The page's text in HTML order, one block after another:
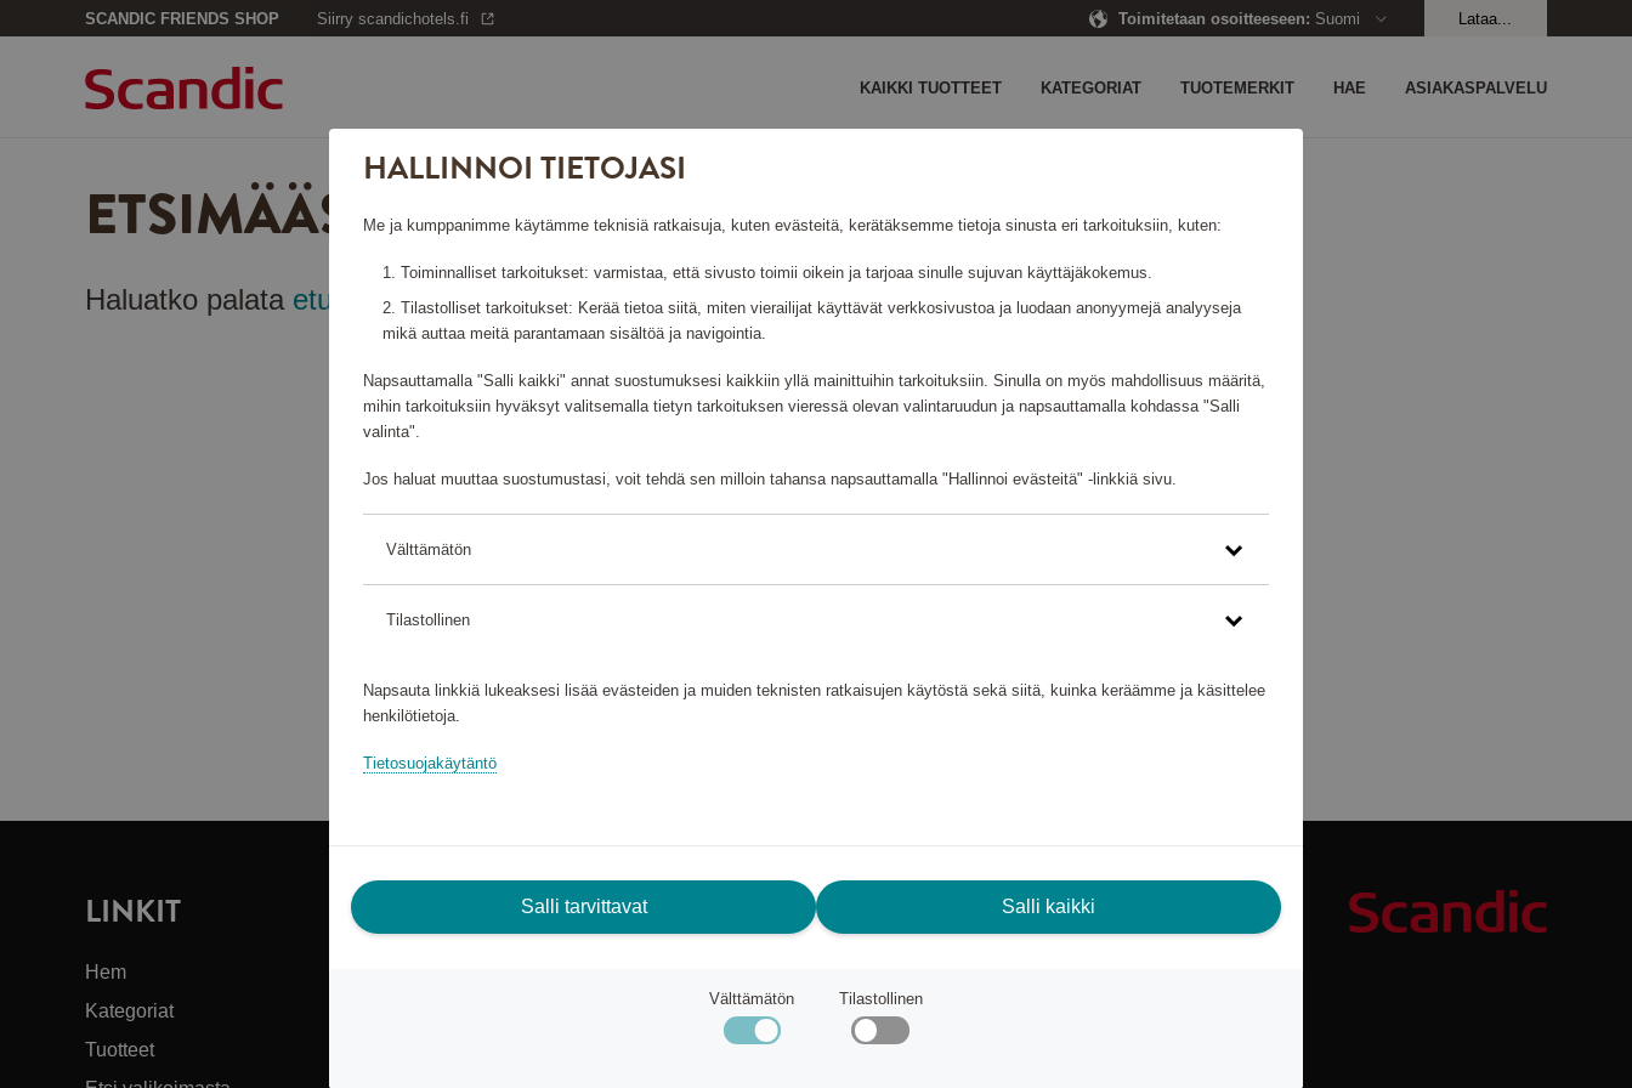
SCANDIC FRIENDS SHOP Siirry scandichotels.fi Toimitetaan osoitteeseen: Suomi Lataa...
KAIKKI TUOTTEET KATEGORIAT TUOTEMERKIT HAE ASIAKASPALVELU
ETSIMÄÄSI SIVUA EI VALITETTAVASTI LÖYDY.
Haluatko palata etusivulle?
HALLINNOI TIETOJASI
Me ja kumppanimme käytämme teknisiä ratkaisuja, kuten evästeitä, kerätäksemme tietoja sinusta eri tarkoituksiin, kuten:
Toiminnalliset tarkoitukset: varmistaa, että sivusto toimii oikein ja tarjoaa sinulle sujuvan käyttäjäkokemus.
Tilastolliset tarkoitukset: Kerää tietoa siitä, miten vierailijat käyttävät verkkosivustoa ja luodaan anonyymejä analyyseja
mikä auttaa meitä parantamaan sisältöä ja navigointia.
Napsauttamalla "Salli kaikki" annat suostumuksesi kaikkiin yllä mainittuihin tarkoituksiin. Sinulla on myös mahdollisuus määritä,
mihin tarkoituksiin hyväksyt valitsemalla tietyn tarkoituksen vieressä olevan valintaruudun ja napsauttamalla kohdassa "Salli
valinta".
Jos haluat muuttaa suostumustasi, voit tehdä sen milloin tahansa napsauttamalla "Hallinnoi evästeitä" -linkkiä sivu.
Välttämätön
Tilastollinen
Napsauta linkkiä lukeaksesi lisää evästeiden ja muiden teknisten ratkaisujen käytöstä sekä siitä, kuinka keräämme ja käsittelee
henkilötietoja.
Tietosuojakäytäntö
Salli tarvittavat Salli kaikki
Välttämätön Tilastollinen
LINKIT
Hem
Kategoriat
Tuotteet
TARVITSETKO APUA? AUTAMME